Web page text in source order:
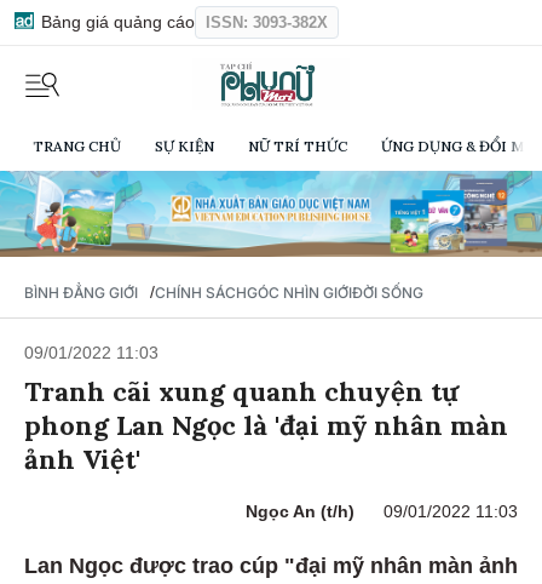
Bảng giá quảng cáo ISSN: 3093-382X
TRANG CHỦ SỰ KIỆN NỮ TRÍ THỨC ỨNG DỤNG & ĐỔI
BÌNH ĐẲNG GIỚI /CHÍNH SÁCHGÓC NHÌN GIỚIĐỜI SỐNG
09/01/2022 11:03
Tranh cãi xung quanh chuyện tự
phong Lan Ngọc là 'đại mỹ nhân màn
ảnh Việt'
Ngọc An (t/h) 09/01/2022 11:03
Lan Ngọc được trao cúp "đại mỹ nhân màn ảnh